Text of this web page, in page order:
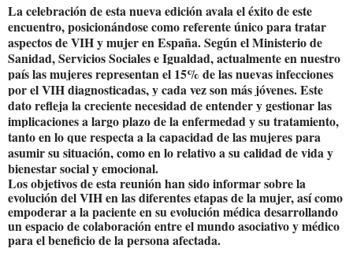
La celebración de esta nueva edición avala el éxito de este
encuentro, posicionándose como referente único para tratar
aspectos de VIH y mujer en España.Según el Ministerio de
Sanidad, Servicios Sociales e Igualdad, actualmente en nuestro
paíslas mujeres representanel 15% de las nuevas infecciones
por el VIH diagnosticadas, y cada vez son más jóvenes. Este
dato refleja la creciente necesidad de entender y gestionar las
implicaciones a largo plazo de la enfermedad y su tratamiento,
tanto en lo que respecta a la capacidad de las mujeres para
asumir su situación, como en lo relativo a su calidad de vida y
bienestar social y emocional.
Los objetivos de esta reunión han sido informar sobre la
evolución del VIH en las diferentes etapas de la mujer, así como
empoderar a la paciente en su evolución médica desarrollando
un espacio de colaboración entre el mundo asociativo y médico
para el beneficio de la persona afectada.